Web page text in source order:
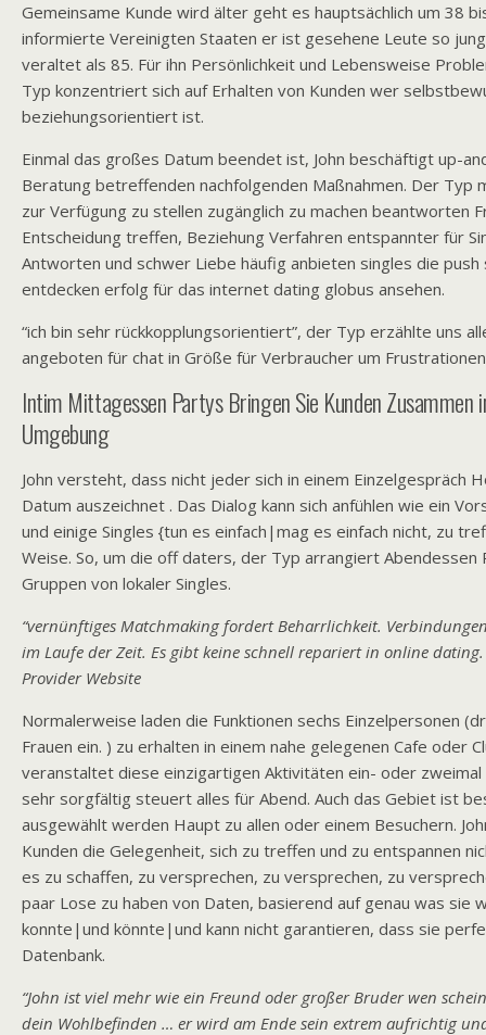
Gemeinsame Kunde wird älter geht es hauptsächlich um 38
informierte Vereinigten Staaten er ist gesehene Leute so
veraltet als 85. Für ihn Persönlichkeit und Lebensweise
Typ konzentriert sich auf Erhalten von Kunden wer
beziehungsorientiert ist.
Einmal das großes Datum beendet ist, John beschäftigt up-
Beratung betreffenden nachfolgenden Maßnahmen. Der Typ
zur Verfügung zu stellen zugänglich zu machen beantworten
Entscheidung treffen, Beziehung Verfahren entspannter für
Antworten und schwer Liebe häufig anbieten singles die push
entdecken erfolg für das internet dating globus ansehen.
“ich bin sehr rückkopplungsorientiert”, der Typ erzählte uns
angeboten für chat in Größe für Verbraucher um
Intim Mittagessen Partys Bringen Sie Kunden Zusammen
Umgebung
John versteht, dass nicht jeder sich in einem Einzelgespräch
Datum auszeichnet . Das Dialog kann sich anfühlen wie ein
und einige Singles {tun es einfach|mag es einfach nicht, zu
Weise. So, um die off daters, der Typ arrangiert Abendessen
Gruppen von lokaler Singles.
“vernünftiges Matchmaking fordert Beharrlichkeit.
im Laufe der Zeit. Es gibt keine schnell repariert in online dating.
Provider Website
Normalerweise laden die Funktionen sechs Einzelpersonen
Frauen ein. ) zu erhalten in einem nahe gelegenen Cafe oder
veranstaltet diese einzigartigen Aktivitäten ein- oder zweimal
sehr sorgfältig steuert alles für Abend. Auch das Gebiet ist
ausgewählt werden Haupt zu allen oder einem Besuchern.
Kunden die Gelegenheit, sich zu treffen und zu entspannen
es zu schaffen, zu versprechen, zu versprechen, zu
paar Lose zu haben von Daten, basierend auf genau was sie
konnte|und könnte|und kann nicht garantieren, dass sie
Datenbank.
“John ist viel mehr wie ein Freund oder großer Bruder wen
dein Wohlbefinden … er wird am Ende sein extrem aufrichtig